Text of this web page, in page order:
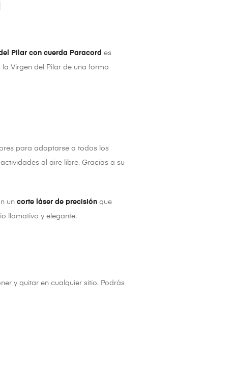
Pilar con cuerda Paracord es
Virgen del Pilar de una forma
para adaptarse a todos los
al aire libre. Gracias a su
un corte láser de precisión que
llamativo y elegante.
y quitar en cualquier sitio. Podrás